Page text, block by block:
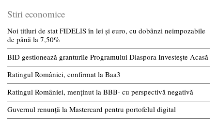
Stiri economice
Noi titluri de stat FIDELIS în lei și euro, cu dobânzi neimpozabile
de pânã la 7,50%
BID gestionează granturile Programului Diaspora Investește Acasă
Ratingul României, confirmat la Baa3
Ratingul României, menținut la BBB- cu perspectivă negativă
Guvernul renunță la Mastercard pentru portofelul digital